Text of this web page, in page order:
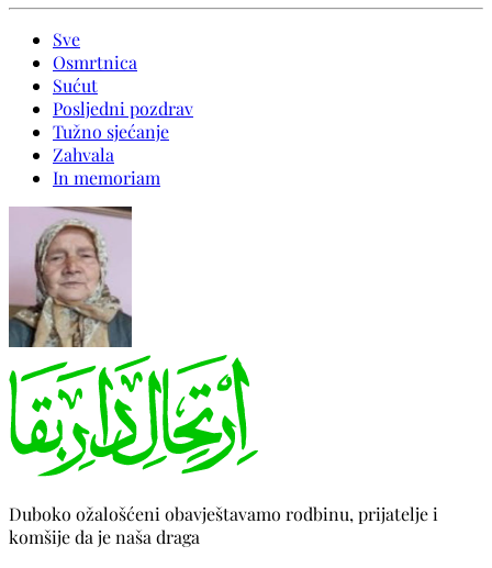
Sve
Osmrtnica
Sućut
Posljedni pozdrav
Tužno sjećanje
Zahvala
In memoriam
Duboko ožalošćeni obavještavamo rodbinu, prijatelje i
komšije da je naša draga